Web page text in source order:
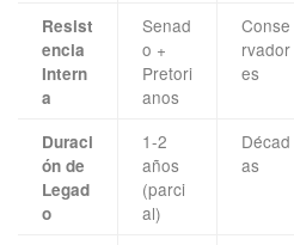
Resist
encia
Intern
a
Senad
o +
Pretori
anos
Conse
rvador
es
Duraci
ón de
Legad
o
1-2
años
(parci
al)
Décad
as